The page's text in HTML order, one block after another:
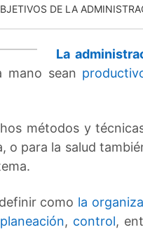
DE LA
La
mano sean
métodos y
o para la salud
como la
planeación, control,